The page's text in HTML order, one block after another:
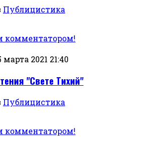
Публицистика
комментатором!
2021 21:40
"Свете Тихий"
Публицистика
комментатором!